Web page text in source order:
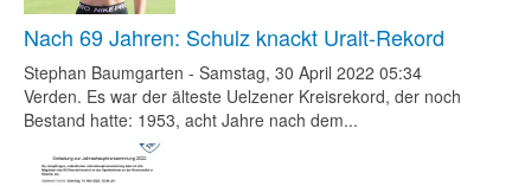
Nach 69 Jahren: Schulz knackt Uralt-Rekord
Stephan Baumgarten - Samstag, 30 April 2022 05:34
Verden. Es war der älteste Uelzener Kreisrekord, der noch
Bestand hatte: 1953, acht Jahre nach dem...